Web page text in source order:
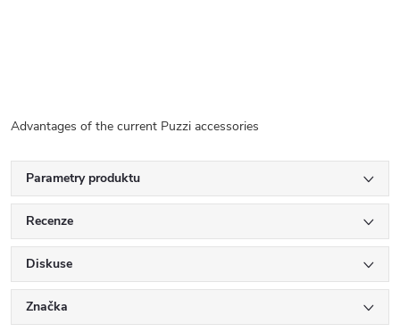
Advantages of the current Puzzi accessories
Parametry produktu
Recenze
Diskuse
Značka